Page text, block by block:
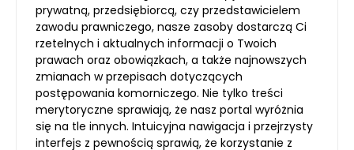
prywatną, przedsiębiorcą, czy przedstawicielem
zawodu prawniczego, nasze zasoby dostarczą Ci
rzetelnych i aktualnych informacji o Twoich
prawach oraz obowiązkach, a także najnowszych
zmianach w przepisach dotyczących
postępowania komorniczego. Nie tylko treści
merytoryczne sprawiają, że nasz portal wyróżnia
się na tle innych. Intuicyjna nawigacja i przejrzysty
interfejs z pewnością sprawią, że korzystanie z